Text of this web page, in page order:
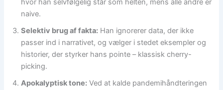
hvor han selvfølgelig står som helten, mens alle andre er
naive.
Selektiv brug af fakta: Han ignorerer data, der ikke
passer ind i narrativet, og vælger i stedet eksempler og
historier, der styrker hans pointe – klassisk cherry-
picking.
Apokalyptisk tone: Ved at kalde pandemihåndteringen